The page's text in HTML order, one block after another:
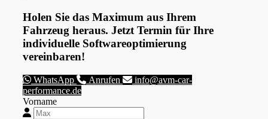
Holen Sie das Maximum aus Ihrem
Fahrzeug heraus. Jetzt Termin für Ihre
individuelle Softwareoptimierung
vereinbaren!
WhatsApp Anrufen
info@avm-car-
performance.de
Vorname